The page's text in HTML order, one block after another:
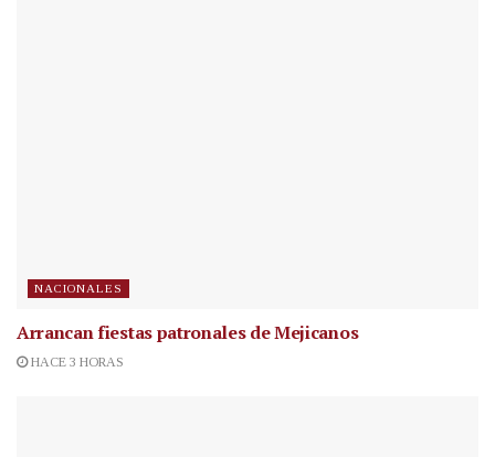
NACIONALES
Arrancan fiestas patronales de Mejicanos
HACE 3 HORAS